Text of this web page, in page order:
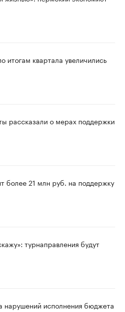
квартала увеличились
рассказали о мерах поддержки
более 21 млн руб. на поддержку
турнаправления будут
исполнения бюджета